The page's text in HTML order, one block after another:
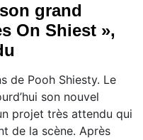
grand
On Shiest »,
de Pooh Shiesty. Le
son nouvel
projet très attendu qui
de la scène. Après